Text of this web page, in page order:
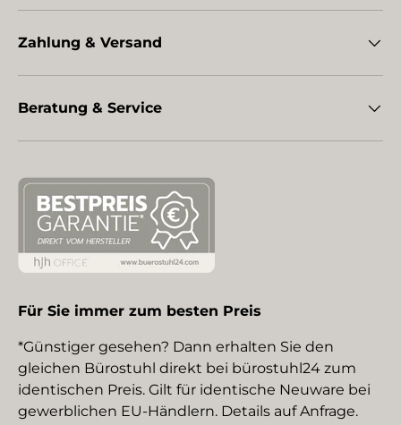
Zahlung & Versand
Beratung & Service
Für Sie immer zum besten Preis
*Günstiger gesehen? Dann erhalten Sie den
gleichen Bürostuhl direkt bei bürostuhl24 zum
identischen Preis. Gilt für identische Neuware bei
gewerblichen EU-Händlern. Details auf Anfrage.